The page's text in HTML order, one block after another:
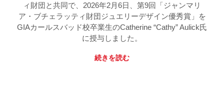
ィ財団と共同で、2026年2月6日、第9回「ジャンマリ
ア・ブチェラッティ財団ジュエリーデザイン優秀賞」を
GIAカールスバッド校卒業生のCatherine “Cathy” Aulick氏
に授与しました。
続きを読む